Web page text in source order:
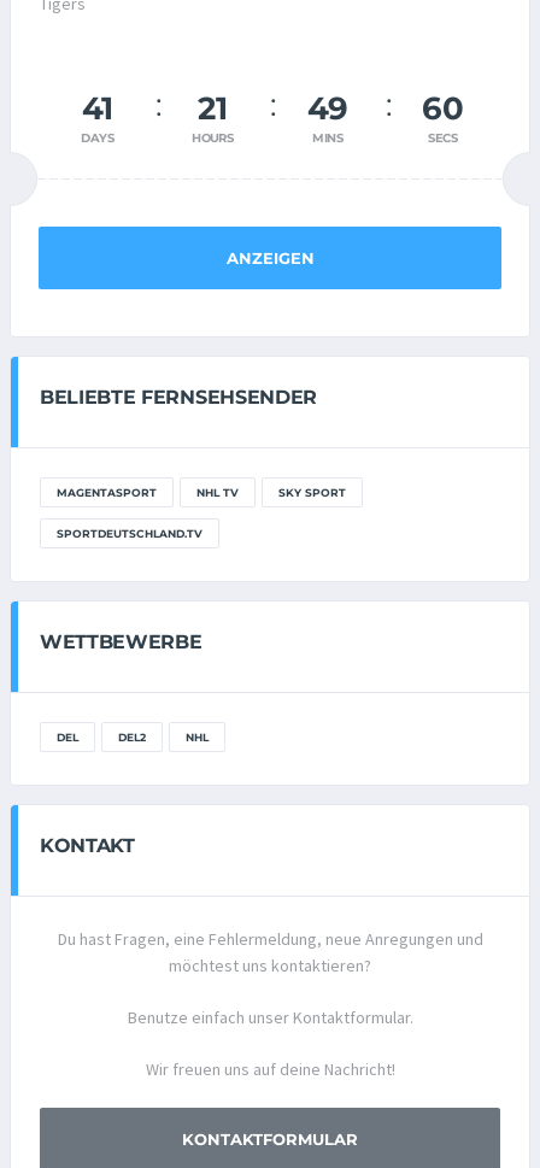
41
DAYS
21
HOURS
49
MINS
59
SECS
ANZEIGEN
BELIEBTE FERNSEHSENDER
MAGENTASPORT NHL TV SKY SPORT
SPORTDEUTSCHLAND.TV
WETTBEWERBE
DEL DEL2 NHL
KONTAKT
Du hast Fragen, eine Fehlermeldung, neue Anregungen und
möchtest uns kontaktieren?
Benutze einfach unser Kontaktformular.
Wir freuen uns auf deine Nachricht!
KONTAKTFORMULAR